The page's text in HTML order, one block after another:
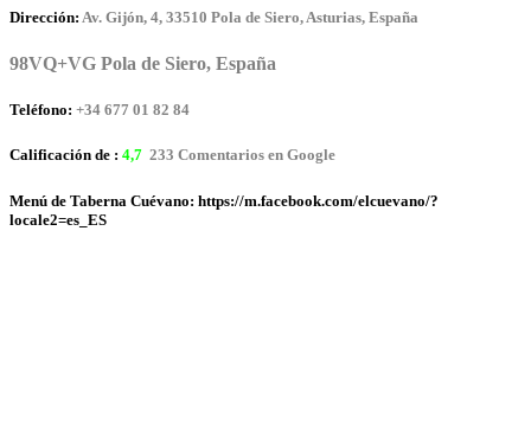
Dirección: Av. Gijón, 4, 33510 Pola de Siero, Asturias, España
98VQ+VG Pola de Siero, España
Teléfono: +34 677 01 82 84
Calificación de : 4,7 233 Comentarios en Google
Menú de Taberna Cuévano: https://m.facebook.com/elcuevano/?
locale2=es_ES